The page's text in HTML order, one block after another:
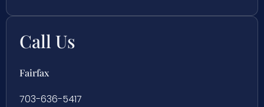
Call Us
Fairfax
703-636-5417